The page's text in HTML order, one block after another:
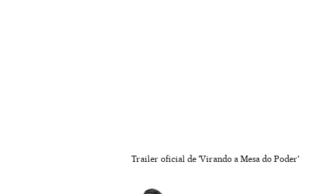
Trailer oficial de 'Virando a Mesa do Poder'